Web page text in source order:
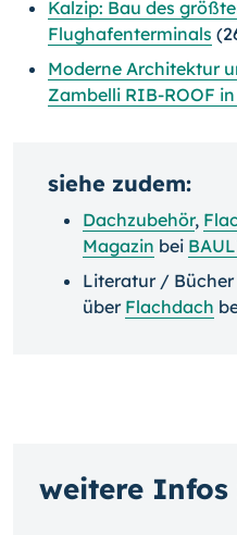
Kalzip: Bau des
Flughafenterminals
Moderne Architektur
Zambelli RIB-ROOF
siehe zudem:
Dachzubehör,
Magazin bei
Literatur / Bücher
über Flachdach
weitere Infos